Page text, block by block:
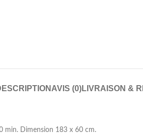
AVIS (0)LIVRAISON &
min. Dimension 183 x 60 cm.